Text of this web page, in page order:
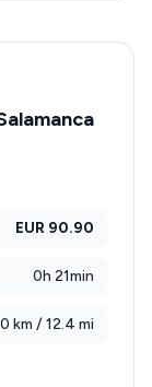
EUR 90.90
0h 21min
km / 12.4 mi